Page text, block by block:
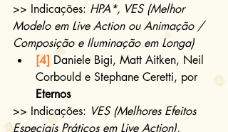
>> Indicações: HPA*, VES (Melhor
Modelo em Live Action ou Animação /
Composição e Iluminação em Longa)
[4] Daniele Bigi, Matt Aitken, Neil
Corbould e Stephane Ceretti, por
Eternos
>> Indicações: VES (Melhores Efeitos
Especiais Práticos em Live Action),